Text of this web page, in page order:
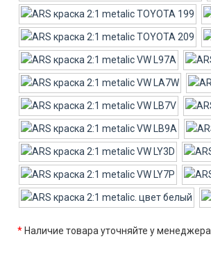
* Наличие товара уточняйте у менеджера